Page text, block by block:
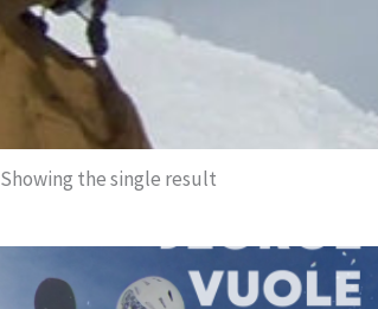
Showing the single result